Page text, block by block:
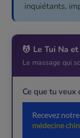
inquiétants,
💆 Le Tui Na
Le massage qui
Ce que tu veux